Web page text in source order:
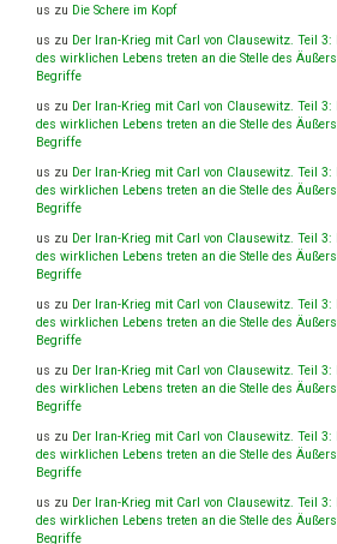
us zu Die Schere im Kopf
us zu Der Iran-Krieg mit Carl von Clausewitz. Teil 3:
des wirklichen Lebens treten an die Stelle des
Begriffe
us zu Der Iran-Krieg mit Carl von Clausewitz. Teil 3:
des wirklichen Lebens treten an die Stelle des
Begriffe
us zu Der Iran-Krieg mit Carl von Clausewitz. Teil 3:
des wirklichen Lebens treten an die Stelle des
Begriffe
us zu Der Iran-Krieg mit Carl von Clausewitz. Teil 3:
des wirklichen Lebens treten an die Stelle des
Begriffe
us zu Der Iran-Krieg mit Carl von Clausewitz. Teil 3:
des wirklichen Lebens treten an die Stelle des
Begriffe
us zu Der Iran-Krieg mit Carl von Clausewitz. Teil 3:
des wirklichen Lebens treten an die Stelle des
Begriffe
us zu Der Iran-Krieg mit Carl von Clausewitz. Teil 3:
des wirklichen Lebens treten an die Stelle des
Begriffe
us zu Der Iran-Krieg mit Carl von Clausewitz. Teil 3:
des wirklichen Lebens treten an die Stelle des
Begriffe